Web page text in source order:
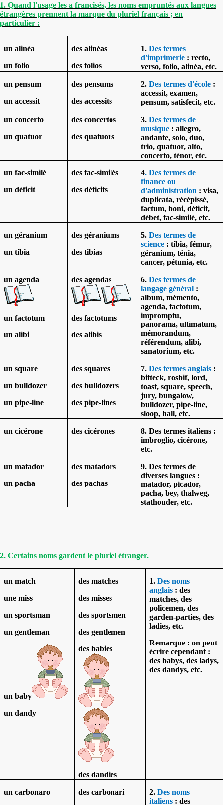
1. Quand l'usage les a francisés, les noms empruntés aux langues
étrangères prennent la marque du pluriel français ; en
particulier :
un alinéa
un folio
des alinéas
des folios
1.Des termes
d'imprimerie : recto,
verso, folio, alinéa, etc.
un pensum
un accessit
des pensums
des accessits
2. Des termes d'école :
accessit, examen,
pensum, satisfecit, etc.
un concerto
un quatuor
des concertos
des quatuors
3.Des termes de
musique : allegro,
andante, solo, duo,
trio, quatuor, alto,
concerto, ténor, etc.
un fac-similé
un déficit
des fac-similés
des déficits
4. Des termes de
finance ou
d'administration : visa,
duplicata, récépissé,
factum, boni, déficit,
débet, fac-similé, etc.
un géranium
un tibia
des géraniums
des tibias
5.Des termes de
science : tibia, fémur,
géranium, ténia,
cancer, pétunia, etc.
un agenda
un factotum
un alibi
des agendas
des factotums
des alibis
6.Des termes de
langage général :
album, mémento,
agenda, factotum,
impromptu,
panorama, ultimatum,
mémorandum,
référendum, alibi,
sanatorium, etc.
un square
un bulldozer
un pipe-line
des squares
des bulldozers
des pipe-lines
7.Des termes anglais :
bifteck, rosbif, lord,
toast, square, speech,
jury, bungalow,
bulldozer, pipe-line,
sloop, hall, etc.
un cicérone des cicérones
8. Des termes italiens :
imbroglio, cicérone,
etc.
un matador
un pacha
des matadors
des pachas
9. Des termes de
diverses langues :
matador, picador,
pacha, bey, thalweg,
stathouder, etc.
2. Certains noms gardent le pluriel étranger.
un match
une miss
un sportsman
un gentleman
un baby
un dandy
des matches
des misses
des sportsmen
des gentlemen
des babies
des dandies
1.Des noms
anglais : des
matches, des
policemen, des
garden-parties, des
ladies, etc.
Remarque : on peut
écrire cependant :
des babys, des ladys,
des dandys, etc.
un carbonaro
des carbonari
2.Des noms
italiens : des